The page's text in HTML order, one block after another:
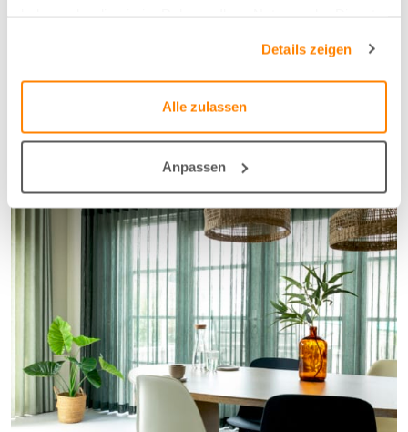
Details zeigen
Alle zulassen
Anpassen